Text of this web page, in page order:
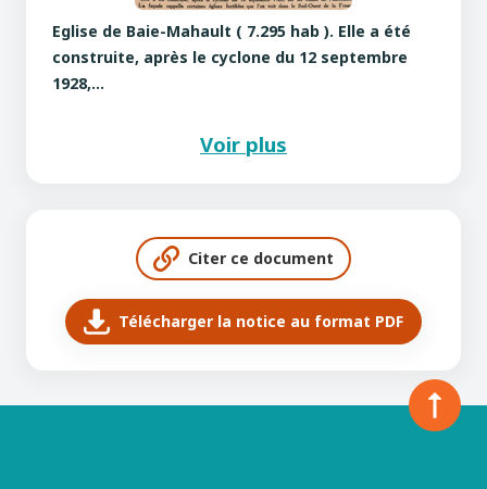
Eglise de Baie-Mahault ( 7.295 hab ). Elle a été
construite, après le cyclone du 12 septembre
1928,…
Voir plus
Citer ce document
Télécharger la notice au format PDF